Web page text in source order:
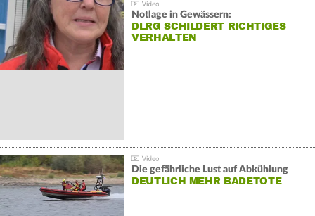
Notlage in Gewässern:
DLRG SCHILDERT RICHTIGES
VERHALTEN
Die gefährliche Lust auf Abkühlung
DEUTLICH MEHR BADETOTE